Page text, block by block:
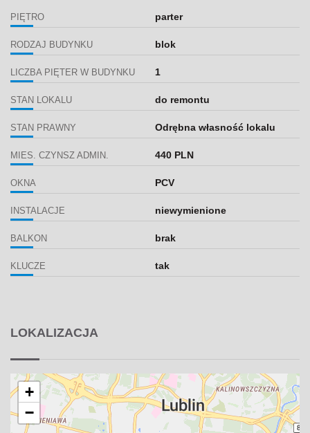
PIĘTRO parter
RODZAJ BUDYNKU blok
LICZBA PIĘTER W BUDYNKU 1
STAN LOKALU do remontu
STAN PRAWNY Odrębna własność lokalu
MIES. CZYNSZ ADMIN. 440 PLN
OKNA PCV
INSTALACJE niewymienione
BALKON brak
KLUCZE tak
LOKALIZACJA
+
−